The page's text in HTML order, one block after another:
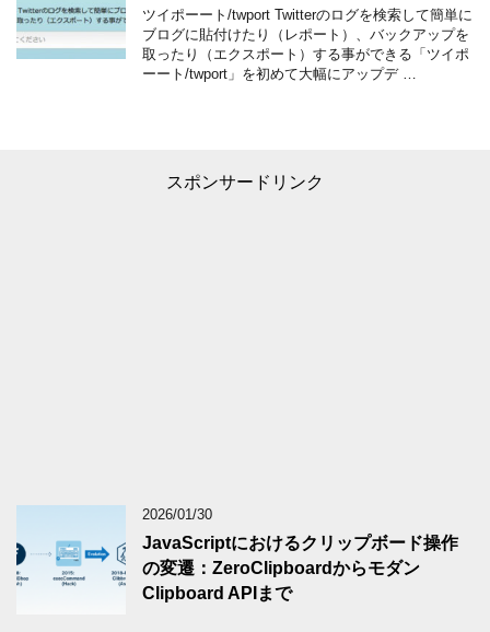
ツイポーート/twport Twitterのログを検索して簡単に
ブログに貼付けたり（レポート）、バックアップを
取ったり（エクスポート）する事ができる「ツイポ
ーート/twport」を初めて大幅にアップデ …
スポンサードリンク
2026/01/30
JavaScriptにおけるクリップボード操作
の変遷：ZeroClipboardからモダン
Clipboard APIまで